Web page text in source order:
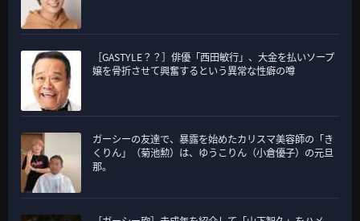
［GASTYLE？？］俳優「西田敏行」、大金を払いソープ
嬢を骨折させて興奮するという異常な性癖の噂
ガーシーの友達で、暴露を始めたカリスマ美容師の「き
くりん」（菊池勲）は、ゆうこりん（小倉優子）の元旦
那。